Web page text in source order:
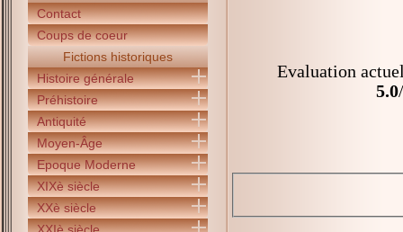
Contact
Coups de coeur
Fictions historiques
Histoire générale
Préhistoire
Antiquité
Moyen-Âge
Epoque Moderne
XIXè siècle
XXè siècle
Evaluation
5.0